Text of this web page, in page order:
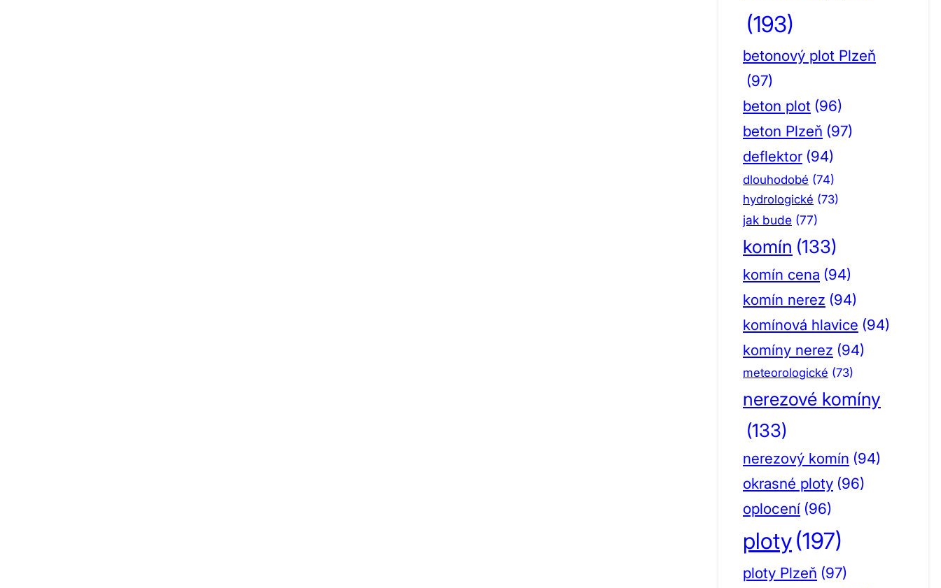
(193)
betonový plot Plzeň
(97)
beton plot (96)
beton Plzeň (97)
deflektor (94)
dlouhodobé (74)
hydrologické (73)
jak bude (77)
komín (133)
komín cena (94)
komín nerez (94)
komínová hlavice (94)
komíny nerez (94)
meteorologické (73)
nerezové komíny
(133)
nerezový komín (94)
okrasné ploty (96)
oplocení (96)
ploty(197)
ploty Plzeň (97)